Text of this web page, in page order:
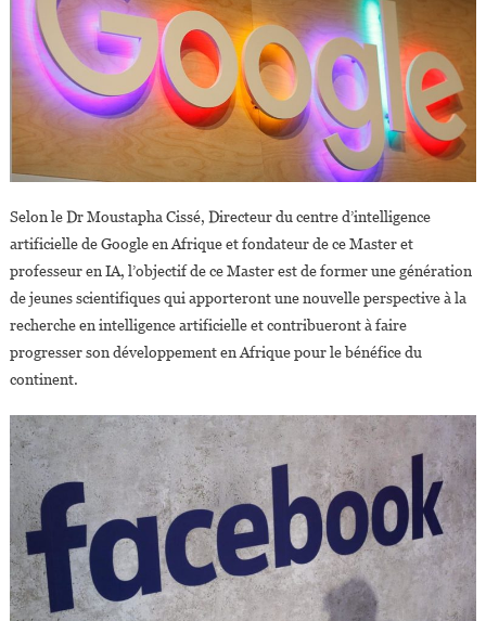
Selon le Dr Moustapha Cissé, Directeur du centre d’intelligence
artificielle de Google en Afrique et fondateur de ce Master et
professeur en IA, l’objectif de ce Master est de former une génération
de jeunes scientifiques qui apporteront une nouvelle perspective à la
recherche en intelligence artificielle et contribueront à faire
progresser son développement en Afrique pour le bénéfice du
continent.